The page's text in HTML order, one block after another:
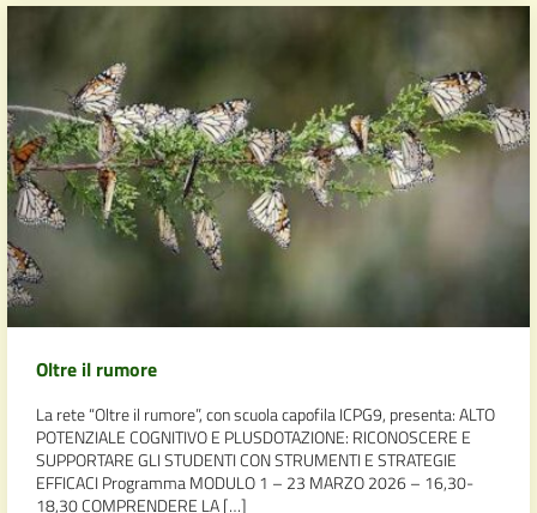
Oltre il rumore
La rete “Oltre il rumore”, con scuola capofila ICPG9, presenta: ALTO
POTENZIALE COGNITIVO E PLUSDOTAZIONE: RICONOSCERE E
SUPPORTARE GLI STUDENTI CON STRUMENTI E STRATEGIE
EFFICACI Programma MODULO 1 – 23 MARZO 2026 – 16,30-
18,30 COMPRENDERE LA […]